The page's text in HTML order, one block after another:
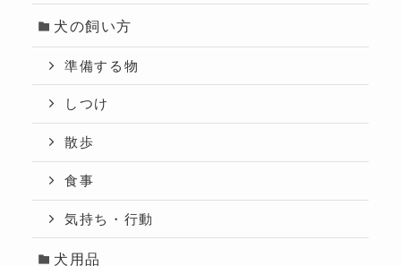
犬の飼い方
準備する物
しつけ
散歩
食事
気持ち・行動
犬用品